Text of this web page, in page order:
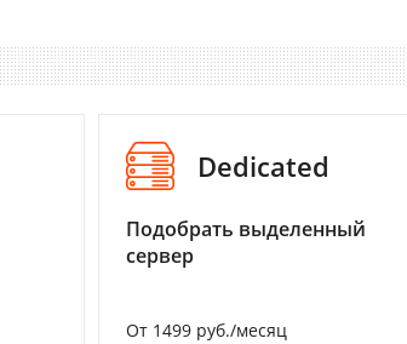
Dedicated
Подобрать выделенный
сервер
От 1499 руб./месяц